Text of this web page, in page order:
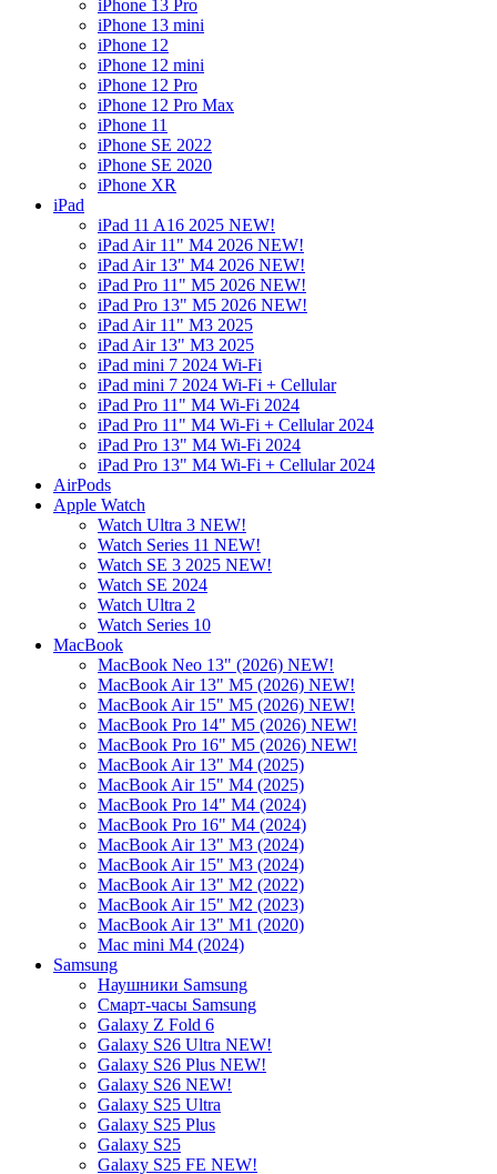
iPhone 13 Pro
iPhone 13 mini
iPhone 12
iPhone 12 mini
iPhone 12 Pro
iPhone 12 Pro Max
iPhone 11
iPhone SE 2022
iPhone SE 2020
iPhone XR
iPad
iPad 11 A16 2025 NEW!
iPad Air 11" M4 2026 NEW!
iPad Air 13" M4 2026 NEW!
iPad Pro 11" M5 2026 NEW!
iPad Pro 13" M5 2026 NEW!
iPad Air 11" M3 2025
iPad Air 13" M3 2025
iPad mini 7 2024 Wi-Fi
iPad mini 7 2024 Wi-Fi + Cellular
iPad Pro 11" M4 Wi-Fi 2024
iPad Pro 11" M4 Wi-Fi + Cellular 2024
iPad Pro 13" M4 Wi-Fi 2024
iPad Pro 13" M4 Wi-Fi + Cellular 2024
AirPods
Apple Watch
Watch Ultra 3 NEW!
Watch Series 11 NEW!
Watch SE 3 2025 NEW!
Watch SE 2024
Watch Ultra 2
Watch Series 10
MacBook
MacBook Neo 13" (2026) NEW!
MacBook Air 13" M5 (2026) NEW!
MacBook Air 15" M5 (2026) NEW!
MacBook Pro 14" M5 (2026) NEW!
MacBook Pro 16" M5 (2026) NEW!
MacBook Air 13" M4 (2025)
MacBook Air 15" M4 (2025)
MacBook Pro 14" M4 (2024)
MacBook Pro 16" M4 (2024)
MacBook Air 13" M3 (2024)
MacBook Air 15" M3 (2024)
MacBook Air 13" M2 (2022)
MacBook Air 15" M2 (2023)
MacBook Air 13" M1 (2020)
Mac mini M4 (2024)
Samsung
Наушники Samsung
Смарт-часы Samsung
Galaxy Z Fold 6
Galaxy S26 Ultra NEW!
Galaxy S26 Plus NEW!
Galaxy S26 NEW!
Galaxy S25 Ultra
Galaxy S25 Plus
Galaxy S25
Galaxy S25 FE NEW!